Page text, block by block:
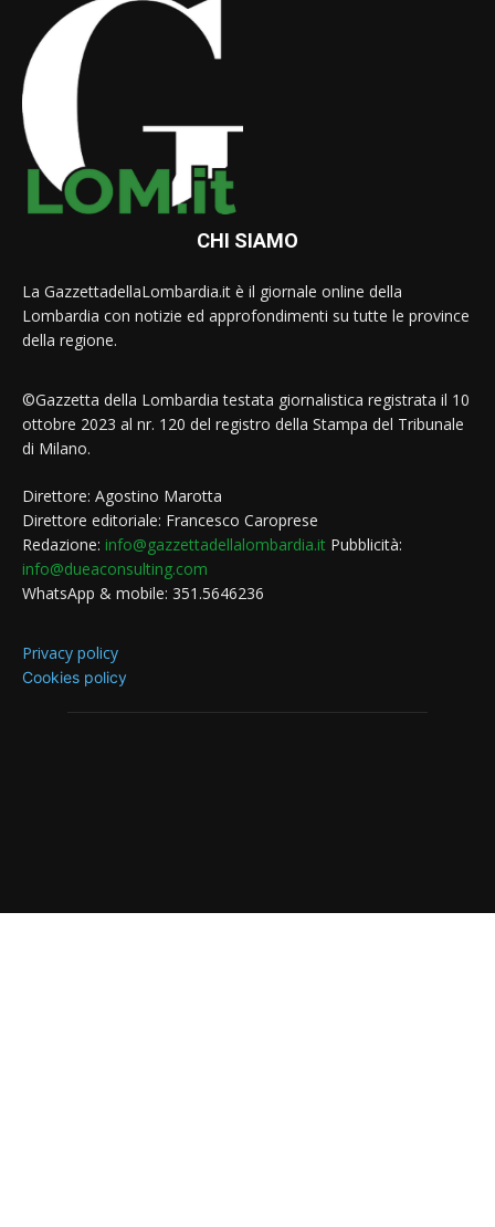
CHI SIAMO
La GazzettadellaLombardia.it è il giornale online della
Lombardia con notizie ed approfondimenti su tutte le province
della regione.
©Gazzetta della Lombardia testata giornalistica registrata il 10
ottobre 2023 al nr. 120 del registro della Stampa del Tribunale
di Milano.
Direttore: Agostino Marotta
Direttore editoriale: Francesco Caroprese
Redazione: info@gazzettadellalombardia.it Pubblicità:
info@dueaconsulting.com
WhatsApp & mobile: 351.5646236
Privacy policy
Cookies policy